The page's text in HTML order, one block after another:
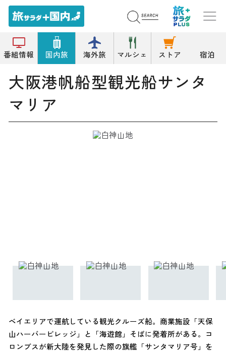
番組情報 国内旅 海外旅 マルシェ ストア 宿泊
トップ 遊覧船/水中観光船 大阪港帆船型観光船サンタマリア
大阪港帆船型観光船サンタ
マリア
ベイエリアで運航している観光クルーズ船。商業施設「天保
山ハーバービレッジ」と「海遊館」そばに発着所がある。コ
ロンブスが新大陸を発見した際の旗艦「サンタマリア号」を